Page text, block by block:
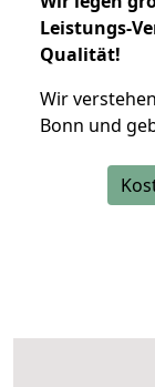
Leistungs-
Qualität!
Wir
Bonn und